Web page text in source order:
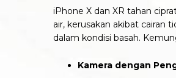
iPhone X dan XR tahan
air, kerusakan akibat cairan
dalam kondisi basah.
Kamera dengan